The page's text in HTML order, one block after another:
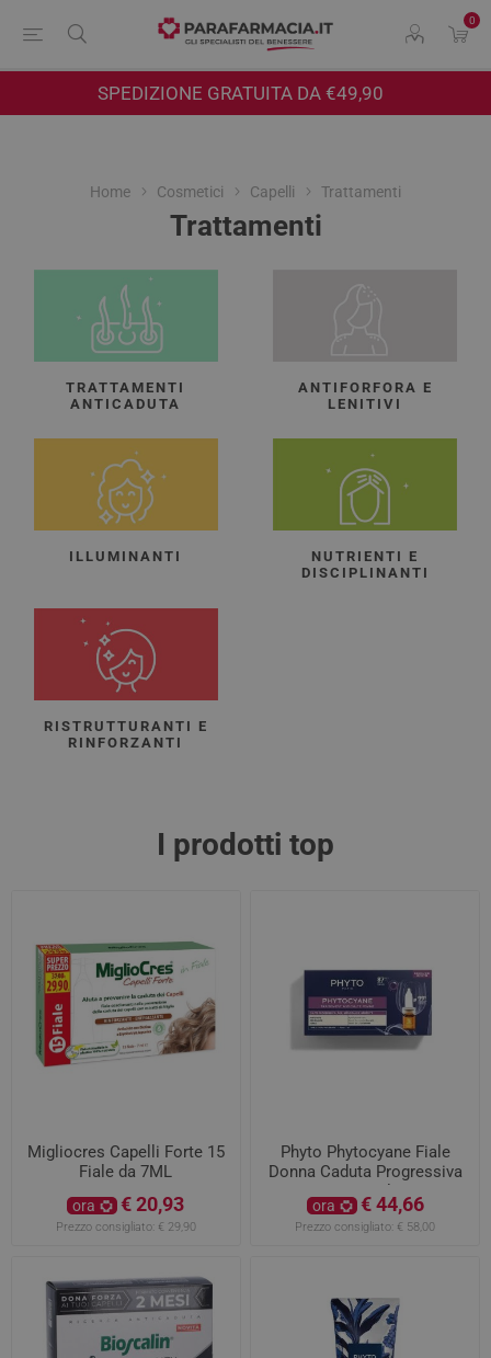
0
SPEDIZIONE GRATUITA DA €49,90
Home Cosmetici Capelli Trattamenti
Trattamenti
TRATTAMENTI
ANTICADUTA
ANTIFORFORA E
LENITIVI
ILLUMINANTI
NUTRIENTI E
DISCIPLINANTI
RISTRUTTURANTI E
RINFORZANTI
I prodotti top
Migliocres Capelli Forte 15
Fiale da 7ML
ora € 20,93
Prezzo consigliato: € 29,90
Phyto Phytocyane Fiale
Donna Caduta Progressiva
12x5ml
ora € 44,66
Prezzo consigliato: € 58,00